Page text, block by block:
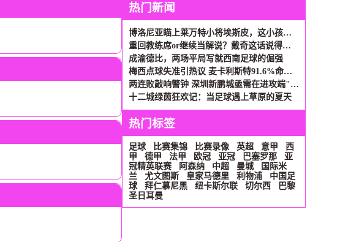
热门新闻
博洛尼亚瞄上莱万特小将埃斯皮，这小孩有点意思
重回教练席or继续当解说？戴奇这话说得够艺术
成渝德比，两场平局写就西南足球的倔强
梅西点球失准引热议 麦卡利斯特91.6%命中率或成新选择
两连败敲响警钟 深圳新鹏城亟需在进攻端"绣花"
十二城绿茵狂欢记：当足球遇上草原的夏天
热门标签
足球 比赛集锦 比赛录像 英超 意甲
西
甲
德甲 法甲 欧冠 亚冠 巴塞罗那
亚
冠精英联赛
阿森纳 中超 曼城
国际米
兰
尤文图斯 皇家马德里 利物浦
中国足
球
拜仁慕尼黑 纽卡斯尔联 切尔西
巴黎
圣日耳曼